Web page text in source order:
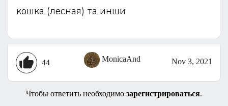
кошка (лесная) та инши
44 MonicaAnd Nov 3, 2021
Чтобы ответить необходимо зарегистрироваться.